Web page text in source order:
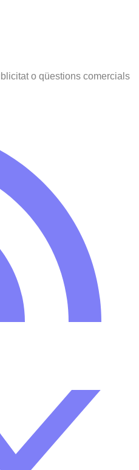
o qüestions comercials